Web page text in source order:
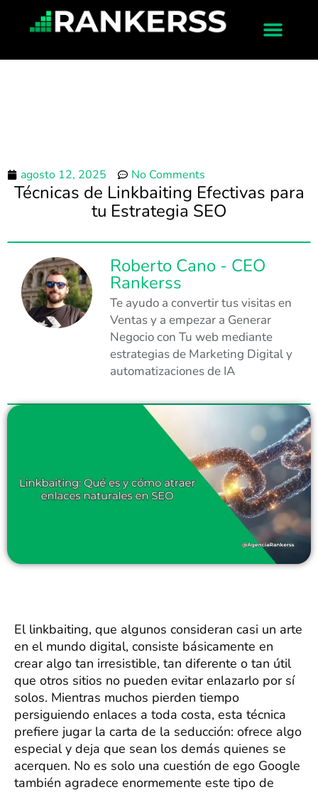
agosto 12, 2025 No Comments
Técnicas de Linkbaiting Efectivas para
tu Estrategia SEO
Roberto Cano - CEO
Rankerss
Te ayudo a convertir tus visitas en
Ventas y a empezar a Generar
Negocio con Tu web mediante
estrategias de Marketing Digital y
automatizaciones de IA
El linkbaiting, que algunos consideran casi un arte
en el mundo digital, consiste básicamente en
crear algo tan irresistible, tan diferente o tan útil
que otros sitios no pueden evitar enlazarlo por sí
solos. Mientras muchos pierden tiempo
persiguiendo enlaces a toda costa, esta técnica
prefiere jugar la carta de la seducción: ofrece algo
especial y deja que sean los demás quienes se
acerquen. No es solo una cuestión de ego Google
también agradece enormemente este tipo de